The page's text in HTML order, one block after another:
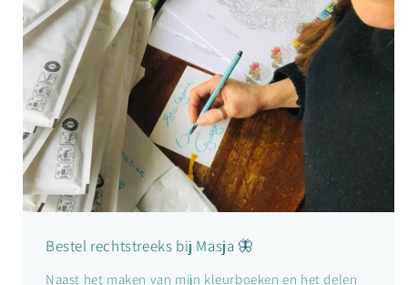
Bestel rechtstreeks bij Masja 🦋
Naast het maken van mijn kleurboeken en het delen